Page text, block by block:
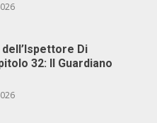
dell’Ispettore Di
32: Il Guardiano